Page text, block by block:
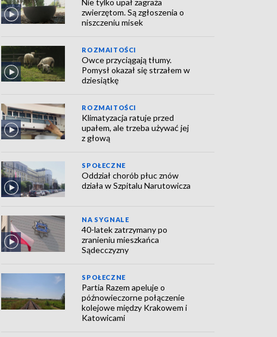
zwierzętom. Są zgłoszenia o
niszczeniu misek
ROZMAITOŚCI
Owce przyciągają tłumy.
Pomysł okazał się strzałem w
dziesiątkę
ROZMAITOŚCI
Klimatyzacja ratuje przed
upałem, ale trzeba używać jej
z głową
SPOŁECZNE
Oddział chorób płuc znów
działa w Szpitalu Narutowicza
NA SYGNALE
40-latek zatrzymany po
zranieniu mieszkańca
Sądecczyzny
SPOŁECZNE
Partia Razem apeluje o
późnowieczorne połączenie
kolejowe między Krakowem i
Katowicami